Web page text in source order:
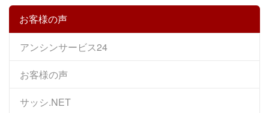
お客様の声
アンシンサービス24
お客様の声
サッシ.NET